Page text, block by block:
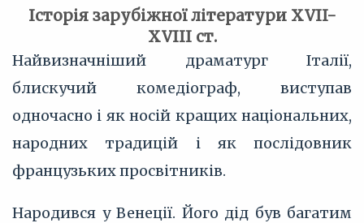
Історія зарубіжної літератури XVII-
XVIII ст.
Найвизначніший драматург Італії,
блискучий комедіограф, виступав
одночасно і як носій кращих національних,
народних традицій і як послідовник
французьких просвітників.
Народився у Венеції. Його дід був багатим